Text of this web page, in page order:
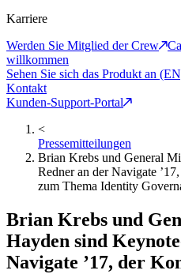
Karriere
Werden Sie Mitglied der Crew
willkommen
Sehen Sie sich das Produkt an
Kontakt
Kunden-Support-Portal
<
Pressemitteilungen
Brian Krebs und General
Redner an der Navigate
zum Thema Identity
Brian Krebs und
Hayden sind
Navigate ’17, der